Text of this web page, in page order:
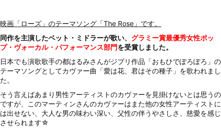
映画「ローズ」のテーマソング「The Rose」です。
同作を主演したベット・ミドラーが歌い、 グラミー賞最優秀女性ポッ
プ・ヴォーカル・パフォーマンス部門を受賞しました。
日本でも演歌歌手の都はるみさんがジブリ作品「おもひでぽろぽろ」の
テーマソングとしてカヴァー曲「愛は花、君はその種子」を歌われまし
た。
そう言えばあまり男性アーティストのカヴァーを見掛けないとは思うの
ですが、このマーティンさんのカヴァーはまた他の女性アーティストに
は出せない、大人な男の味わい深い、父性の伴うやさしさ、慈愛を感じ
させられます☆